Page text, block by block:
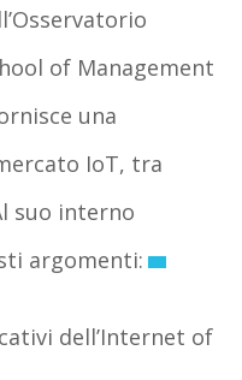
of Management
una
IoT, tra
suo interno
argomenti:
dell’Internet of